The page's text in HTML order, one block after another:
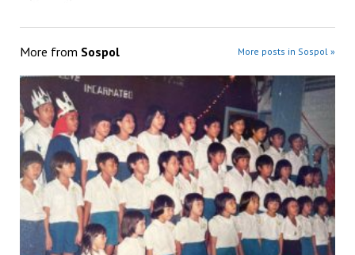
More from Sospol More posts in Sospol »